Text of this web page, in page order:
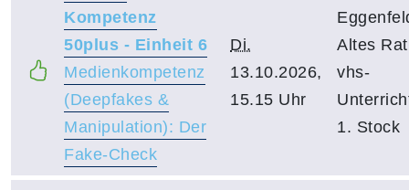
Kompetenz
50plus - Einheit 6
Medienkompetenz
(Deepfakes &
Manipulation): Der
Fake-Check
Di.
13.10.2026,
15.15 Uhr
Altes
vhs-
1. Stock